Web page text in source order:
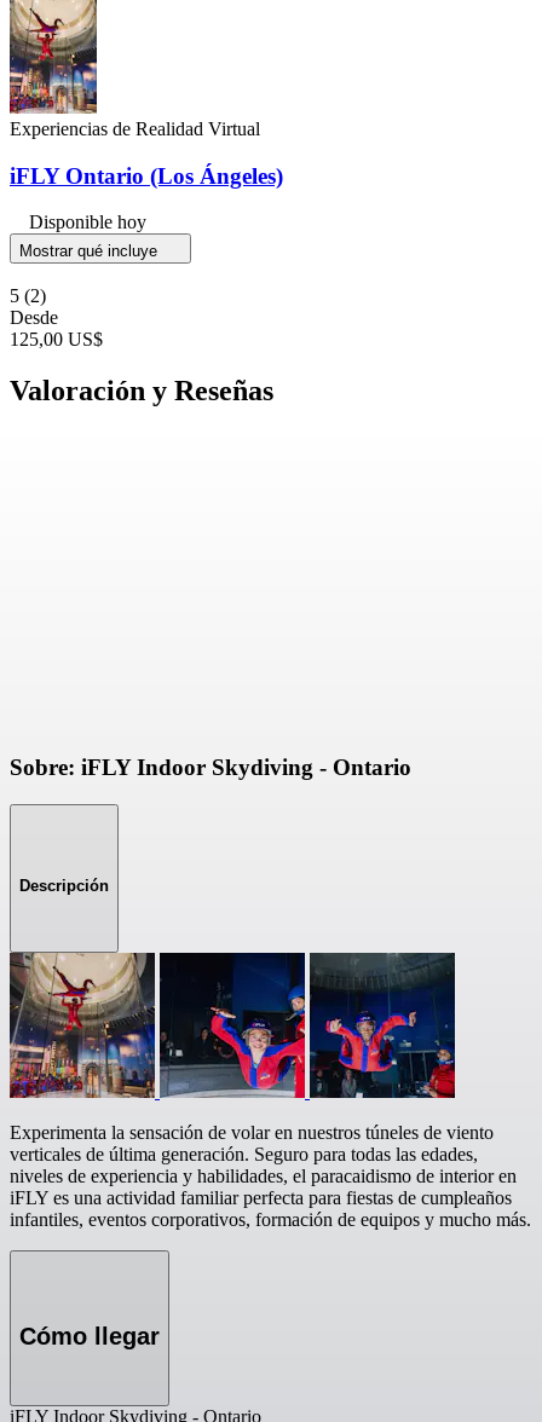
Experiencias de Realidad Virtual
iFLY Ontario (Los Ángeles)
Disponible hoy
Mostrar qué incluye
5 (2)
Desde
125,00 US$
Valoración y Reseñas
Sobre: iFLY Indoor Skydiving - Ontario
Descripción
Experimenta la sensación de volar en nuestros túneles de viento
verticales de última generación. Seguro para todas las edades,
niveles de experiencia y habilidades, el paracaidismo de interior en
iFLY es una actividad familiar perfecta para fiestas de cumpleaños
infantiles, eventos corporativos, formación de equipos y mucho más.
Cómo llegar
iFLY Indoor Skydiving - Ontario